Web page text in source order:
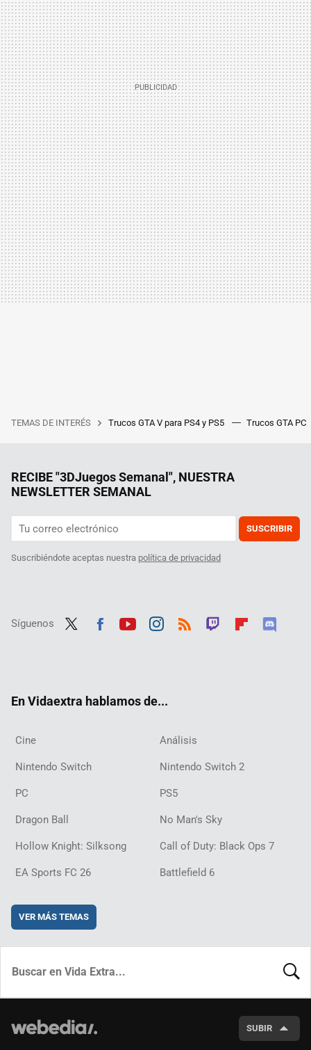
TEMAS DE INTERÉS Trucos GTA V para PS4 y PS5 Trucos GTA PC
RECIBE "3DJuegos Semanal", NUESTRA
NEWSLETTER SEMANAL
SUSCRIBIR
Suscribiéndote aceptas nuestra política de privacidad
Síguenos
En Vidaextra hablamos de...
Cine Análisis
Nintendo Switch Nintendo Switch 2
PC PS5
Dragon Ball No Man's Sky
Hollow Knight: Silksong Call of Duty: Black Ops 7
EA Sports FC 26 Battlefield 6
VER MÁS TEMAS
SUBIR